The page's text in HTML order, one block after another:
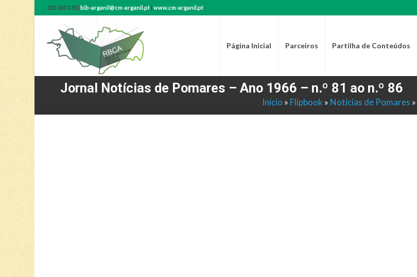
235 200 135 |bib-arganil@cm-arganil.pt|www.cm-arganil.pt
Página Inicial Parceiros Partilha de Conteúdos
Jornal Notícias de Pomares – Ano 1966 – n.º 81 ao n.º 86
Início » Flipbook » Notícias de Pomares »